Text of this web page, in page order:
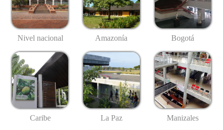
Nivel nacional Amazonía Bogotá
Caribe La Paz Manizales